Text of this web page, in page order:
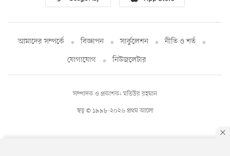
আমাদের সম্পর্কে বিজ্ঞাপন সার্কুলেশন
নীতি ও শর্ত
যোগাযোগ
নিউজলেটার
স্বত্ব © ১৯৯৮-২০২৬ প্রথম আলো
সম্পাদক ও প্রকাশক: মতিউর রহমান